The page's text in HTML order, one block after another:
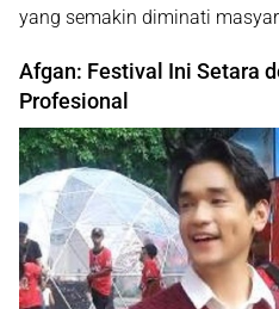
yang semakin diminati
Afgan: Festival Ini Setara
Profesional